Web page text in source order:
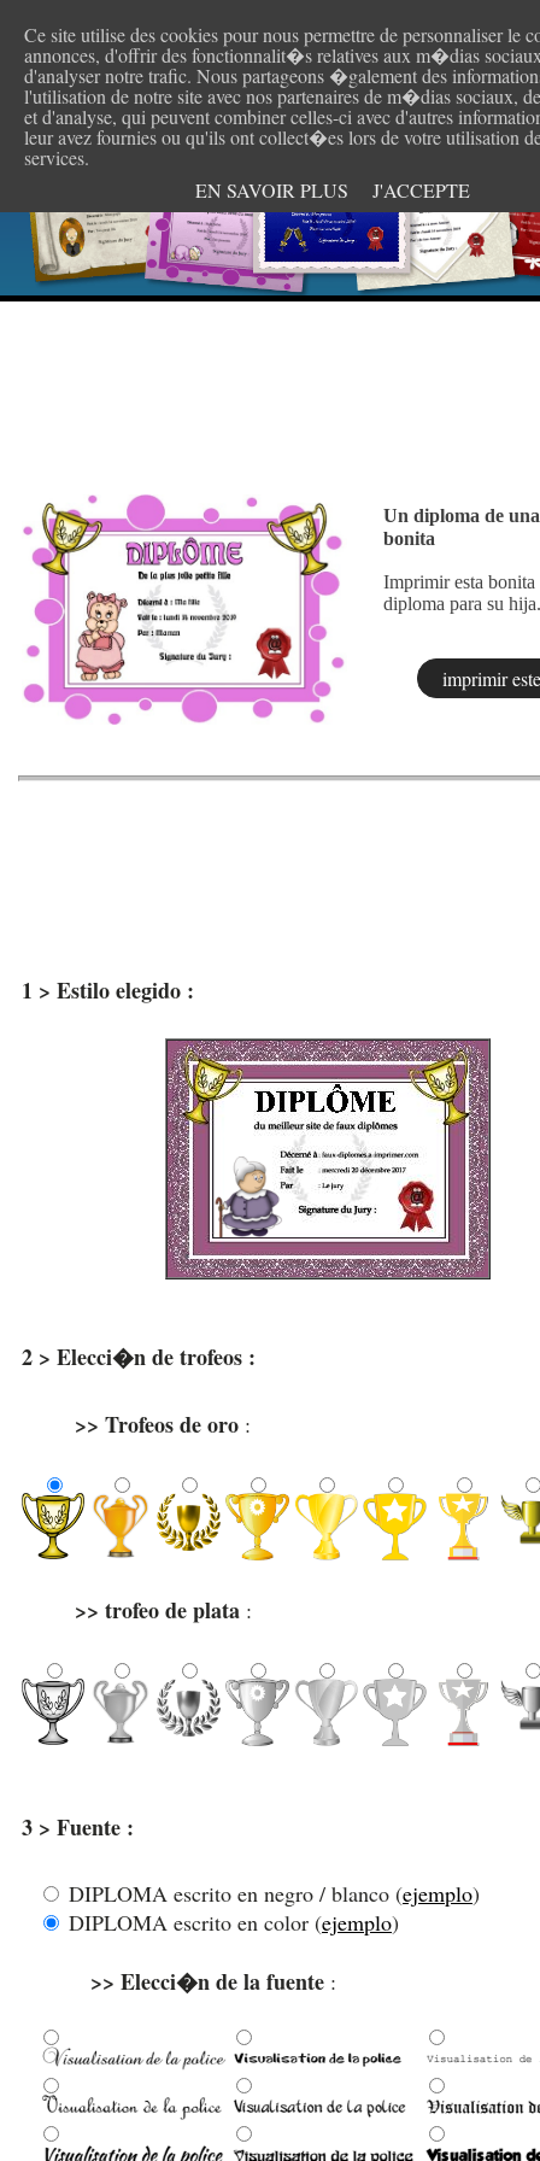
Un diploma de
bonita
Imprimir esta bonita
diploma para su hija.
1 > Estilo elegido :
2 > Elecci�n de trofeos :
>> Trofeos de oro :
>> trofeo de plata :
3 > Fuente :
DIPLOMA escrito en negro / blanco (ejemplo)
DIPLOMA escrito en color (ejemplo)
>> Elecci�n de la fuente :
Ce site utilise des cookies pour nous permettre de personnaliser le
annonces, d'offrir des fonctionnalit�s relatives aux m�dias
d'analyser notre trafic. Nous partageons �galement des
l'utilisation de notre site avec nos partenaires de m�dias sociaux,
et d'analyse, qui peuvent combiner celles-ci avec d'autres
leur avez fournies ou qu'ils ont collect�es lors de votre utilisation
services.
EN SAVOIR PLUS
J'ACCEPTE